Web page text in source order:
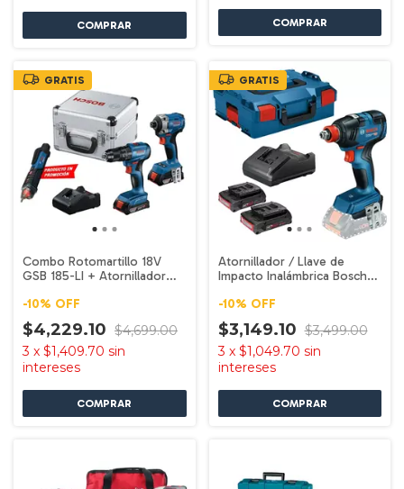
GRATIS
Combo Rotomartillo 18V
GSB 185-LI + Atornillador
-10% OFF
$4,229.10 $4,699.00
3 x $1,409.70 sin
intereses
GRATIS
Atornillador / Llave de
Impacto Inalámbrica Bosch
-10% OFF
$3,149.10 $3,499.00
3 x $1,049.70 sin
intereses